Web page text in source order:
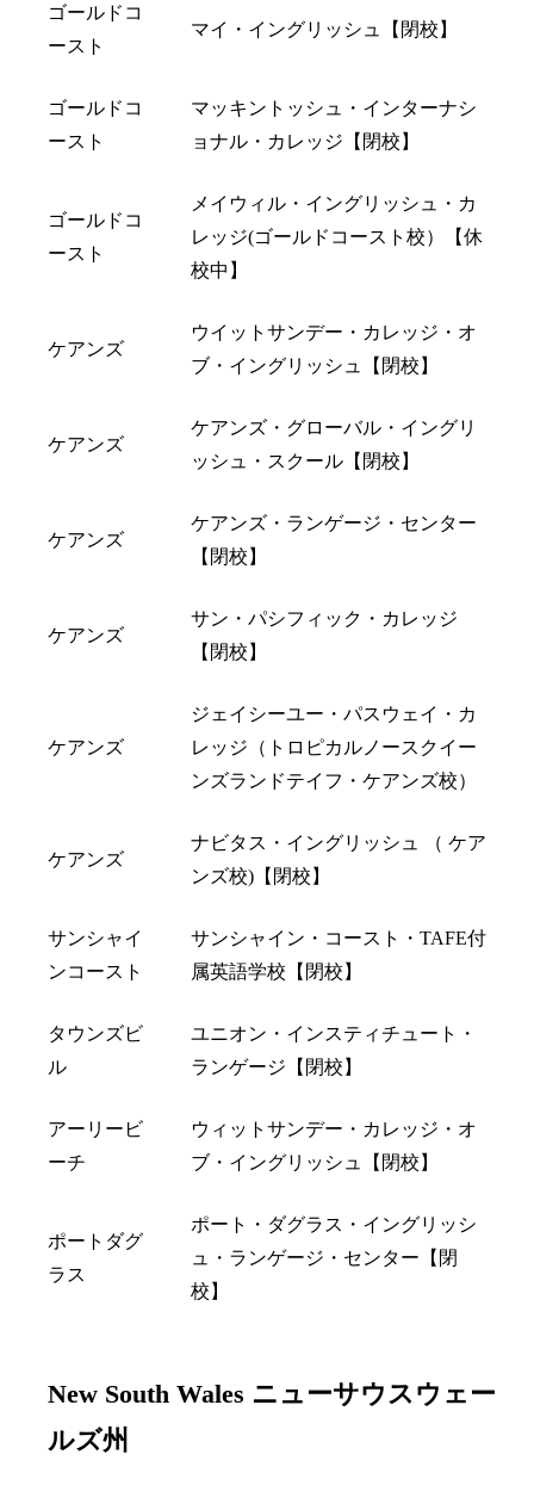
ゴールドコ
ースト
マイ・イングリッシュ【閉校】
ゴールドコ
ースト
マッキントッシュ・インターナシ
ョナル・カレッジ【閉校】
ゴールドコ
ースト
メイウィル・イングリッシュ・カ
レッジ(ゴールドコースト校）【休
校中】
ケアンズ
ウイットサンデー・カレッジ・オ
ブ・イングリッシュ【閉校】
ケアンズ
ケアンズ・グローバル・イングリ
ッシュ・スクール【閉校】
ケアンズ
ケアンズ・ランゲージ・センター
【閉校】
ケアンズ
サン・パシフィック・カレッジ
【閉校】
ケアンズ
ジェイシーユー・パスウェイ・カ
レッジ（トロピカルノースクイー
ンズランドテイフ・ケアンズ校）
ケアンズ
ナビタス・イングリッシュ （ ケア
ンズ校)【閉校】
サンシャイ
ンコースト
サンシャイン・コースト・TAFE付
属英語学校【閉校】
タウンズビ
ル
ユニオン・インスティチュート・
ランゲージ【閉校】
アーリービ
ーチ
ウィットサンデー・カレッジ・オ
ブ・イングリッシュ【閉校】
ポートダグ
ラス
ポート・ダグラス・イングリッシ
ュ・ランゲージ・センター【閉
校】
New South Wales ニューサウスウェー
ルズ州